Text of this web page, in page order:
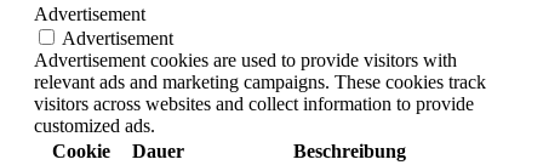
Advertisement
Advertisement
Advertisement cookies are used to provide visitors with
relevant ads and marketing campaigns. These cookies track
visitors across websites and collect information to provide
customized ads.
Cookie
Dauer Beschreibung